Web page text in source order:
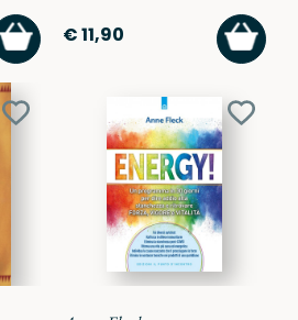
AGGIUNGI
AL
CARRELLO
€ 11,90
AL
Aggiungi